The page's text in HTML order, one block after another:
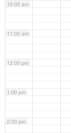
10:00 am
11:00 am
12:00 pm
1:00 pm
2:00 pm